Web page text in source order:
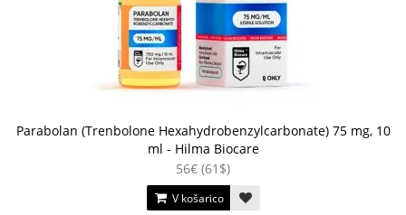
Parabolan (Trenbolone Hexahydrobenzylcarbonate) 75 mg, 10
ml - Hilma Biocare
56€ (61$)
V košarico